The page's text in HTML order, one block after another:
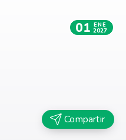
01 ENE
2027
Compartir